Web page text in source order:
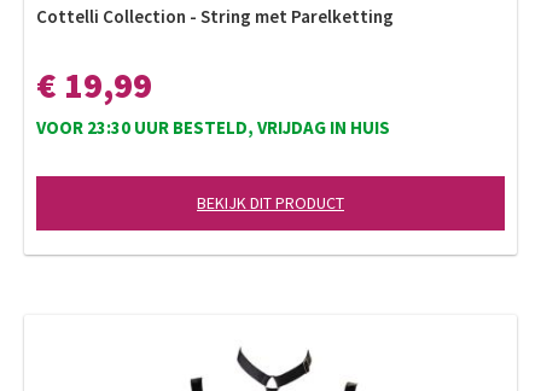
Cottelli Collection - String met Parelketting
€ 19,99
VOOR 23:30 UUR BESTELD, VRIJDAG IN HUIS
BEKIJK DIT PRODUCT